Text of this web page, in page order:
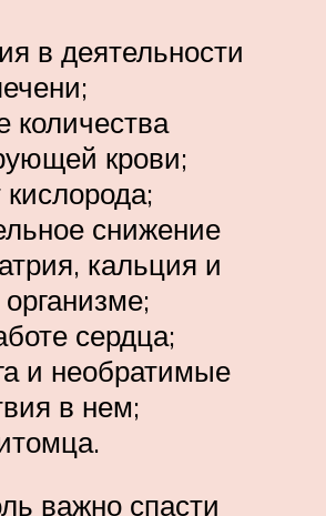
в деятельности
количества
крови;
снижение
кальция и
сердца;
и необратимые
в нем;
важно спасти